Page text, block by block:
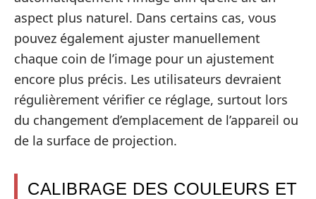
aspect plus naturel. Dans certains cas, vous
pouvez également ajuster manuellement
chaque coin de l’image pour un ajustement
encore plus précis. Les utilisateurs devraient
régulièrement vérifier ce réglage, surtout lors
du changement d’emplacement de l’appareil ou
de la surface de projection.
CALIBRAGE DES COULEURS ET